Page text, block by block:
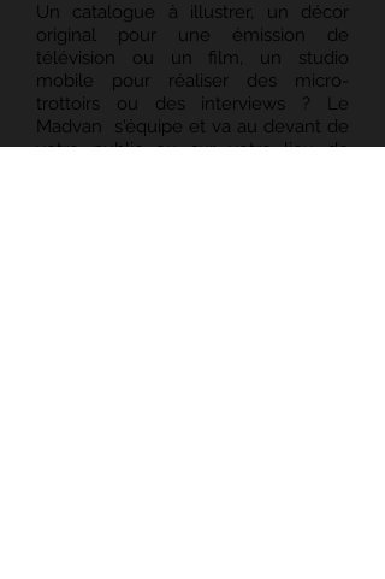
Un catalogue à illustrer, un décor
original pour une émission de
télévision ou un film, un studio
mobile pour réaliser des micro-
trottoirs ou des interviews ? Le
Madvan s'équipe et va au devant de
votre public ou sur votre lieu de